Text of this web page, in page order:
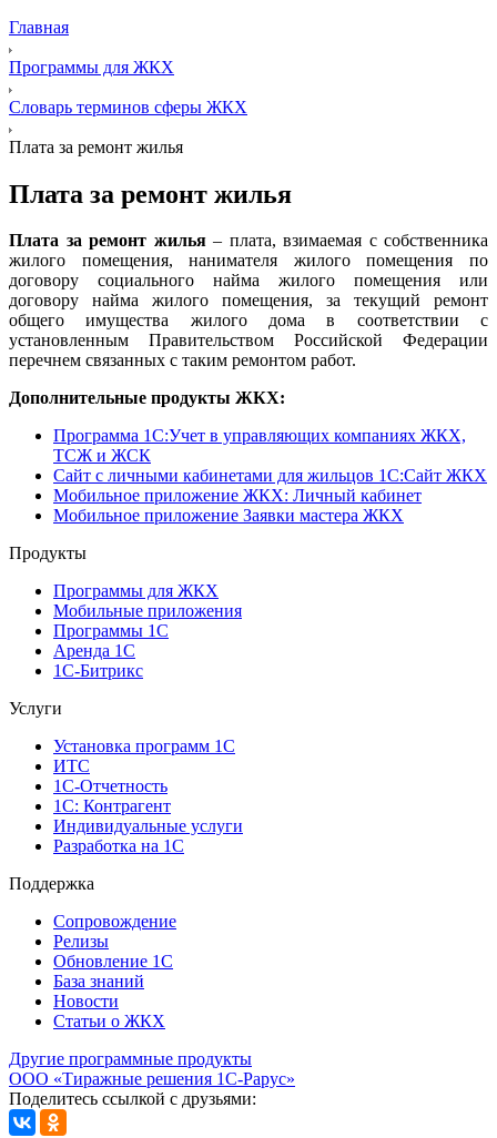
Главная
Программы для ЖКХ
Словарь терминов сферы ЖКХ
Плата за ремонт жилья
Плата за ремонт жилья
Плата за ремонт жилья– плата, взимаемая с собственника
жилого помещения, нанимателя жилого помещения по
договору социального найма жилого помещения или
договору найма жилого помещения, за текущий ремонт
общего имущества жилого дома в соответствии с
установленным Правительством Российской Федерации
перечнем связанных с таким ремонтом работ.
Дополнительные продукты ЖКХ:
Программа 1C:Учет в управляющих компаниях ЖКХ,
ТСЖ и ЖСК
Сайт с личными кабинетами для жильцов 1С:Сайт ЖКХ
Мобильное приложение ЖКХ: Личный кабинет
Мобильное приложение Заявки мастера ЖКХ
Продукты
Программы для ЖКХ
Мобильные приложения
Программы 1С
Аренда 1С
1С-Битрикс
Услуги
Установка программ 1С
ИТС
1С-Отчетность
1С: Контрагент
Индивидуальные услуги
Разработка на 1С
Поддержка
Сопровождение
Релизы
Обновление 1С
База знаний
Новости
Статьи о ЖКХ
Другие программные продукты
ООО «Тиражные решения 1С-Рарус»
Поделитесь ссылкой с друзьями: